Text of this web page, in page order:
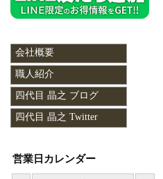
会社概要
職人紹介
四代目 晶之 ブログ
四代目 晶之 Twitter
営業日カレンダー